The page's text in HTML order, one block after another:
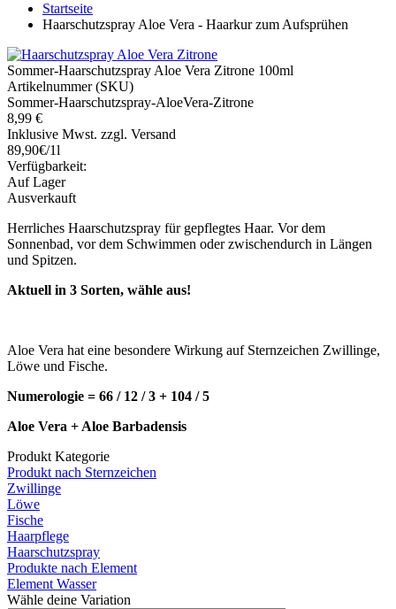
Startseite
Haarschutzspray Aloe Vera - Haarkur zum Aufsprühen
Sommer-Haarschutzspray Aloe Vera Zitrone 100ml
Artikelnummer (SKU)
Sommer-Haarschutzspray-AloeVera-Zitrone
8,99 €
Inklusive Mwst. zzgl. Versand
89,90€/1l
Verfügbarkeit:
Auf Lager
Ausverkauft
Herrliches Haarschutzspray für gepflegtes Haar. Vor dem
Sonnenbad, vor dem Schwimmen oder zwischendurch in Längen
und Spitzen.
Aktuell in 3 Sorten, wähle aus!
Aloe Vera hat eine besondere Wirkung auf Sternzeichen Zwillinge,
Löwe und Fische.
Numerologie = 66 / 12 / 3 + 104 / 5
Aloe Vera + Aloe Barbadensis
Produkt Kategorie
Produkt nach Sternzeichen
Zwillinge
Löwe
Fische
Haarpflege
Haarschutzspray
Produkte nach Element
Element Wasser
Wähle deine Variation